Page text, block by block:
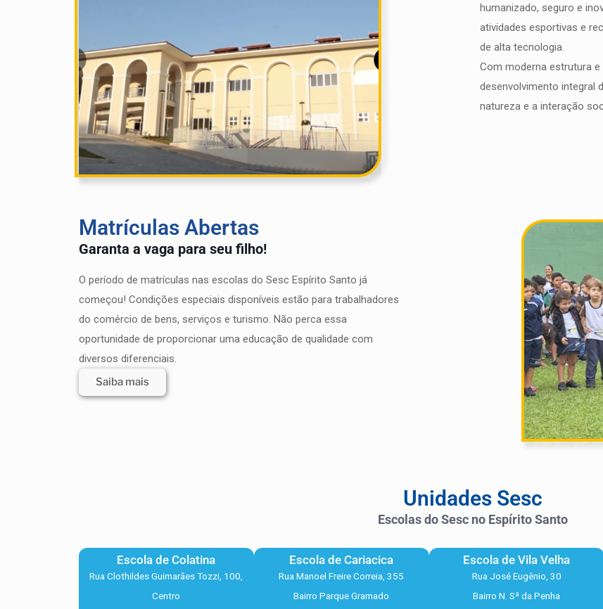
humanizado, seguro e
atividades esportivas e
de alta tecnologia.
Com moderna estrutura
desenvolvimento integral
natureza e a interação
Matrículas Abertas
Garanta a vaga para seu filho!
O período de matrículas nas escolas do Sesc Espírito Santo já
começou! Condições especiais disponíveis estão para trabalhadores
do comércio de bens, serviços e turismo. Não perca essa
oportunidade de proporcionar uma educação de qualidade com
diversos diferenciais.
Saiba mais
Unidades Sesc
Escolas do Sesc no Espírito Santo
Escola de Colatina
Rua Clothildes Guimarães Tozzi, 100,
Centro
Escola de Cariacica
Rua Manoel Freire Correia, 355
Bairro Parque Gramado
Escola de Vila Velha
Rua José Eugênio, 30
Bairro N. Sª da Penha